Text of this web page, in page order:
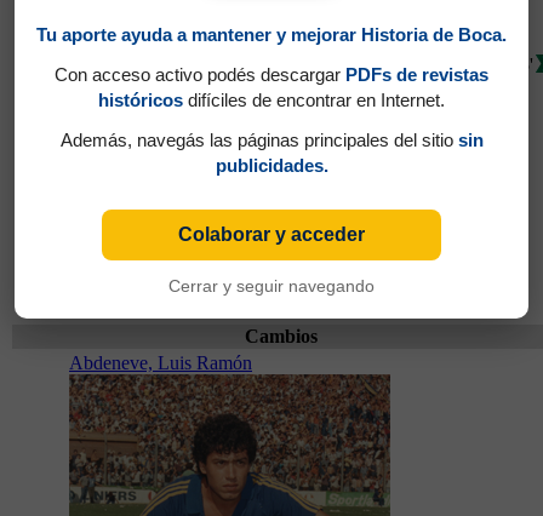
Torneo Nacional 1984
45'
Cambios
Abdeneve, Luis Ramón
Tu aporte ayuda a mantener y mejorar Historia de Boca.
Con acceso activo podés descargar PDFs de revistas
históricos difíciles de encontrar en Internet.
Además, navegás las páginas principales del sitio sin
publicidades.
Colaborar y acceder
Cerrar y seguir navegando